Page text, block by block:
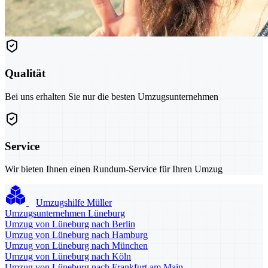
Qualität
Bei uns erhalten Sie nur die besten Umzugsunternehmen
Service
Wir bieten Ihnen einen Rundum-Service für Ihren Umzug
Umzugshilfe Müller
Umzugsunternehmen Lüneburg
Umzug von Lüneburg nach Berlin
Umzug von Lüneburg nach Hamburg
Umzug von Lüneburg nach München
Umzug von Lüneburg nach Köln